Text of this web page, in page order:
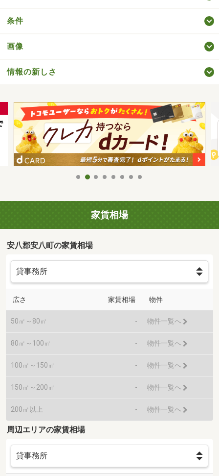
条件
画像
情報の新しさ
家賃相場
安八郡安八町の家賃相場
広さ 家賃相場 物件
50㎡～80㎡ - 物件一覧へ
80㎡～100㎡ - 物件一覧へ
100㎡～150㎡ - 物件一覧へ
150㎡～200㎡ - 物件一覧へ
200㎡以上 - 物件一覧へ
周辺エリアの家賃相場